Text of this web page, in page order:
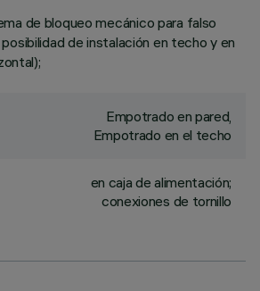
de bloqueo mecánico para falso
de instalación en techo y en
Empotrado en pared,
Empotrado en el techo
en caja de alimentación;
conexiones de tornillo